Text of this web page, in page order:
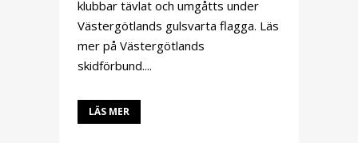
klubbar tävlat och umgåtts under
Västergötlands gulsvarta flagga. Läs
mer på Västergötlands
skidförbund....
LÄS MER